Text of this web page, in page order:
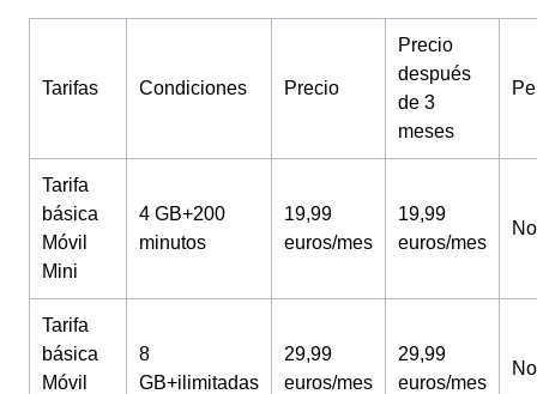
Tarifas Condiciones Precio
Precio
después
de 3
meses
Tarifa
básica
Móvil
Mini
4 GB+200
minutos
19,99
euros/mes
19,99
euros/mes
No
Tarifa
básica
Móvil
8
GB+ilimitadas
29,99
euros/mes
29,99
euros/mes
No